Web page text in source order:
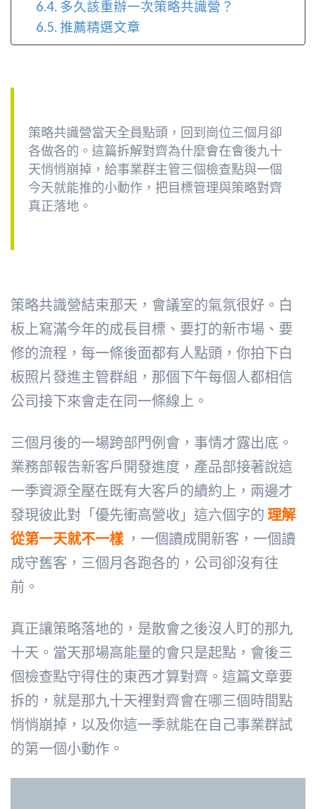
多久該重辦一次策略共識營？
推薦精選文章
策略共識營當天全員點頭，回到崗位三個月卻
各做各的。這篇拆解對齊為什麼會在會後九十
天悄悄崩掉，給事業群主管三個檢查點與一個
今天就能推的小動作，把目標管理與策略對齊
真正落地。
策略共識營結束那天，會議室的氣氛很好。白
板上寫滿今年的成長目標、要打的新市場、要
修的流程，每一條後面都有人點頭，你拍下白
板照片發進主管群組，那個下午每個人都相信
公司接下來會走在同一條線上。
三個月後的一場跨部門例會，事情才露出底。
業務部報告新客戶開發進度，產品部接著說這
一季資源全壓在既有大客戶的續約上，兩邊才
發現彼此對「優先衝高營收」這六個字的 理解
從第一天就不一樣 ，一個讀成開新客，一個讀
成守舊客，三個月各跑各的，公司卻沒有往
前。
真正讓策略落地的，是散會之後沒人盯的那九
十天。當天那場高能量的會只是起點，會後三
個檢查點守得住的東西才算對齊。這篇文章要
拆的，就是那九十天裡對齊會在哪三個時間點
悄悄崩掉，以及你這一季就能在自己事業群試
的第一個小動作。